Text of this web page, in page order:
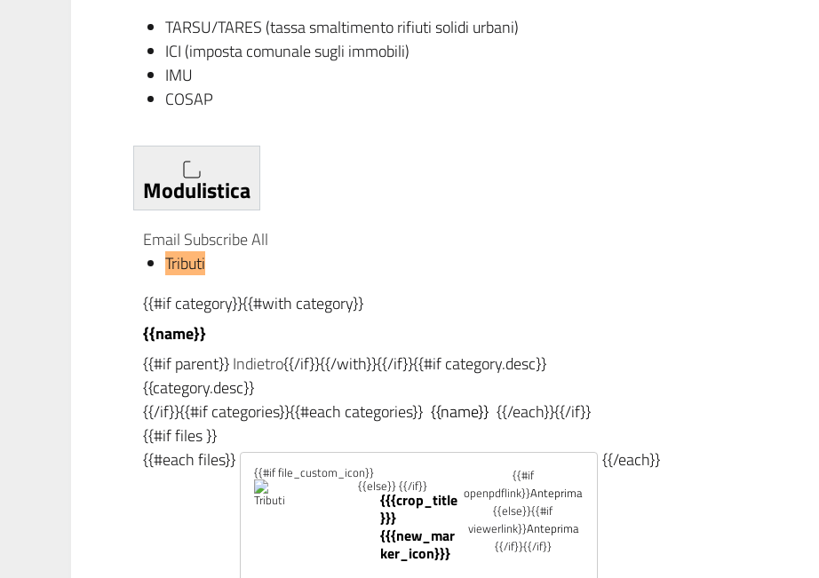
TARSU/TARES (tassa smaltimento rifiuti solidi urbani)
ICI (imposta comunale sugli immobili)
IMU
COSAP
Modulistica
Email Subscribe All
Tributi
{{#if category}}{{#with category}}
{{name}}
{{#if parent}}Indietro{{/if}}{{/with}}{{/if}}{{#if category.desc}}
{{category.desc}}
{{/if}}{{#if categories}}{{#each categories}} {{name}} {{/each}}{{/if}}
{{#if files }}
{{#each files}}
{{#if file_custom_icon}}
{{else}} {{/if}}
{{{crop_title
}}}
{{{new_mar
ker_icon}}}
{{#if
openpdflink}}Anteprima
{{else}}{{#if
viewerlink}}Anteprima
{{/if}}{{/if}}
{{/each}}